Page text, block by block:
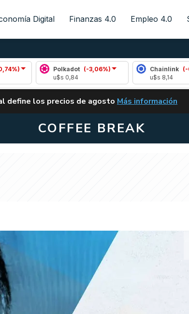
Digital Finanzas 4.0 Empleo 4.0
Polkadot
(-3,06%)
Chainlink
(-0,31%)
ALERTA
define los precios de agosto VUELVE EL CARRY
Más información
COFFEE BREAK